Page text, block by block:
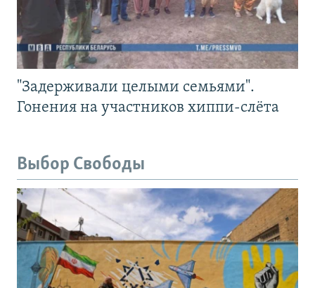
"Задерживали целыми семьями".
Гонения на участников хиппи-слёта
Выбор Свободы